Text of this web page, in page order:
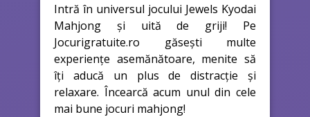
Intră în universul jocului Jewels Kyodai
Mahjong și uită de griji! Pe
Jocurigratuite.ro găsești multe
experiențe asemănătoare, menite să
îți aducă un plus de distracție și
relaxare. Încearcă acum unul din cele
mai bune jocuri mahjong!